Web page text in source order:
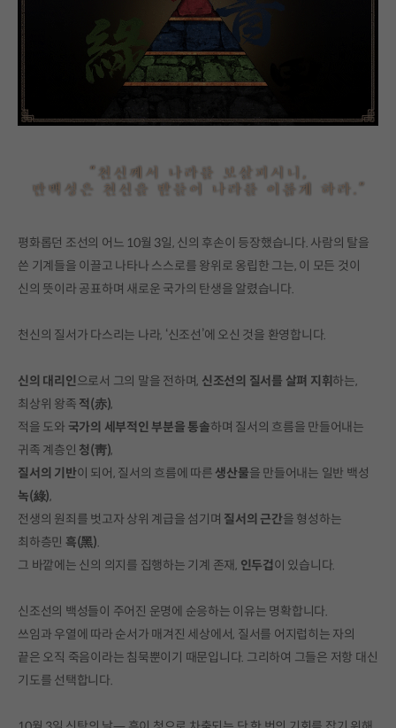
평화롭던 조선의 어느 10월 3일, 신의 후손이 등장했습니다. 사람의 탈을
쓴 기계들을 이끌고 나타나 스스로를 왕위로 옹립한 그는, 이 모든 것이
신의 뜻이라 공표하며 새로운 국가의 탄생을 알렸습니다.
천신의 질서가 다스리는 나라, ‘신조선’에 오신 것을 환영합니다.
신의 대리인으로서 그의 말을 전하며, 신조선의 질서를 살펴 지휘 하는,
최상위 왕족 적(赤),
적을 도와 국가의 세부적인 부분을 통솔하며 질서의 흐름을 만들어내는
귀족 계층인 청(靑),
질서의 기반이 되어, 질서의 흐름에 따른 생산물을 만들어내는 일반 백성
녹(綠),
전생의 원죄를 벗고자 상위 계급을 섬기며 질서의 근간을 형성하는
최하층민 흑(黑).
그 바깥에는 신의 의지를 집행하는 기계 존재, 인두겁이 있습니다.
신조선의 백성들이 주어진 운명에 순응하는 이유는 명확합니다.
쓰임과 우열에 따라 순서가 매겨진 세상에서, 질서를 어지럽히는 자의
끝은 오직 죽음이라는 침묵뿐이기 때문입니다. 그리하여 그들은 저항 대신
기도를 선택합니다.